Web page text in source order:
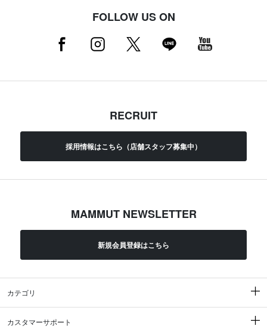
FOLLOW US ON
RECRUIT
採用情報はこちら（店舗スタッフ募集中）
MAMMUT NEWSLETTER
新規会員登録はこちら
カテゴリ
カスタマーサポート